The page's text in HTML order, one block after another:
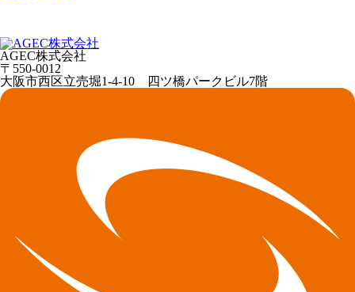
AGEC株式会社
〒550-0012
大阪市西区立売堀1-4-10 四ツ橋パークビル7階